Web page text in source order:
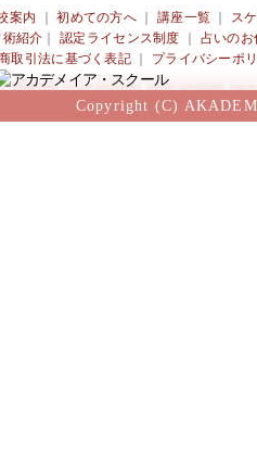
案内 ｜初めての方へ 講座一覧
ス
術紹介 ｜認定ライセンス制度
占いのお
取引法に基づく表記 プライバシーポ
Copyright (C)